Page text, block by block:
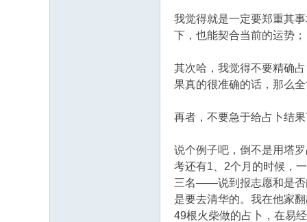
我觉得就是一定要郑重其
下，也能契合当前的运势；
其次哈，我觉得不要精确
果真的很准确的话，那么
再者，不要急于给占卜结果
说个例子吧，倒不是用塔
考还有1、2个月的时候，
三名——说到报志愿和是否
是要去清华的。我在他家
49根火柴做的占卜，在易